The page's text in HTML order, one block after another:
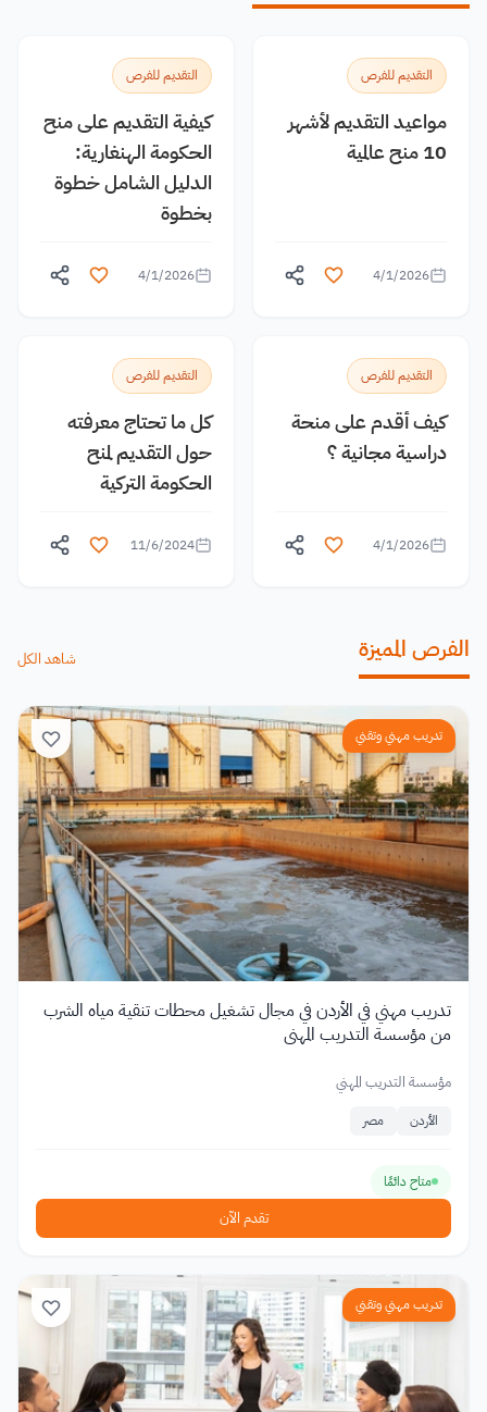
التقديم للفرص
مواعيد التقديم لأشهر
10 منح عالمية
4/1/2026
التقديم للفرص
كيفية التقديم على منح
الحكومة الهنغارية:
الدليل الشامل خطوة
بخطوة
4/1/2026
التقديم للفرص
كيف أقدم على منحة
دراسية مجانية ؟
4/1/2026
التقديم للفرص
كل ما تحتاج معرفته
حول التقديم لمنح
الحكومة التركية
11/6/2024
الفرص المميزة شاهد الكل
تدريب مهني وتقني
تدريب مهني في الأردن في مجال تشغيل محطات تنقية مياه الشرب
من مؤسسة التدريب المهني
مؤسسة التدريب المهني
الأردن مصر
متاح دائمًا
تقدم الآن
تدريب مهني وتقني